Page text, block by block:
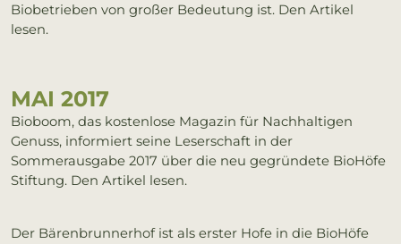
Biobetrieben von großer Bedeutung ist. Den Artikel
lesen.
MAI 2017
Bioboom, das kostenlose Magazin für Nachhaltigen
Genuss, informiert seine Leserschaft in der
Sommerausgabe 2017 über die neu gegründete BioHöfe
Stiftung. Den Artikel lesen.
Der Bärenbrunnerhof ist als erster Hofe in die BioHöfe